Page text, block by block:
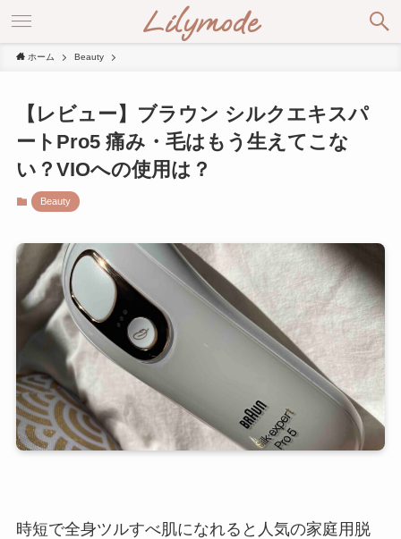
Lilymode
ホーム Beauty
【レビュー】ブラウン シルクエキスパ
ートPro5 痛み・毛はもう生えてこな
い？VIOへの使用は？
Beauty
時短で全身ツルすべ肌になれると人気の家庭用脱